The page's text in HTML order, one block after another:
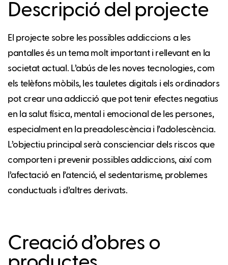
Descripció del projecte
El projecte sobre les possibles addiccions a les
pantalles és un tema molt important i rellevant en la
societat actual. L’abús de les noves tecnologies, com
els telèfons mòbils, les tauletes digitals i els ordinadors
pot crear una addicció que pot tenir efectes negatius
en la salut física, mental i emocional de les persones,
especialment en la preadolescència i l’adolescència.
L’objectiu principal serà conscienciar dels riscos que
comporten i prevenir possibles addiccions, així com
l’afectació en l’atenció, el sedentarisme, problemes
conductuals i d’altres derivats.
Creació d’obres o